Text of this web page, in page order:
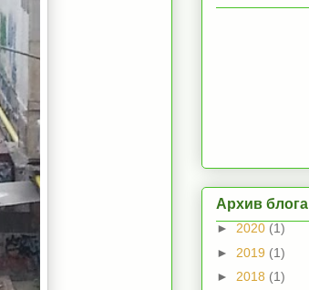
Архив блога
► 2020 (1)
► 2019 (1)
► 2018 (1)